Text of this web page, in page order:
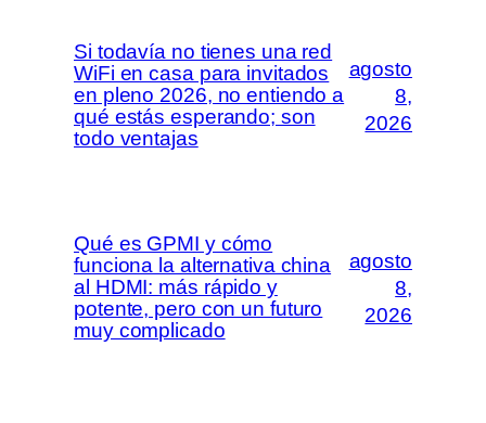
Si todavía no tienes una red
WiFi en casa para invitados
en pleno 2026, no entiendo a
qué estás esperando; son
todo ventajas
agosto
8,
2026
Qué es GPMI y cómo
funciona la alternativa china
al HDMI: más rápido y
potente, pero con un futuro
muy complicado
agosto
8,
2026